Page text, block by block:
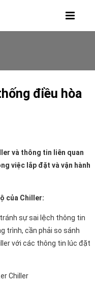
điều hòa
và thông tin liên quan
việc lắp đặt và vận hành
của Chiller:
sự sai lệch thông tin
trình, cần phải so sánh
với các thông tin lúc đặt
Chiller